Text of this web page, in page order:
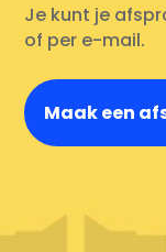
Je kunt je
of per e-mail.
Maak een